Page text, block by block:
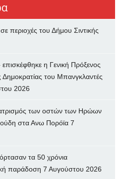
περιοχές του Δήμου Σιντικής
επισκέφθηκε η Γενική Πρόξενος
Δημοκρατίας του Μπανγκλαντές
2026
των oστών των Ηρώων
στα Ανω Πορόϊα 7
τα 50 χρόνια
παράδοση 7 Αυγούστου 2026